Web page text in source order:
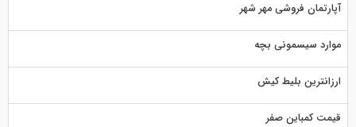
آپارتمان فروشی مهر شهر
موارد سیسمونی بچه
ارزانترین بلیط کیش
قیمت کمباین صفر